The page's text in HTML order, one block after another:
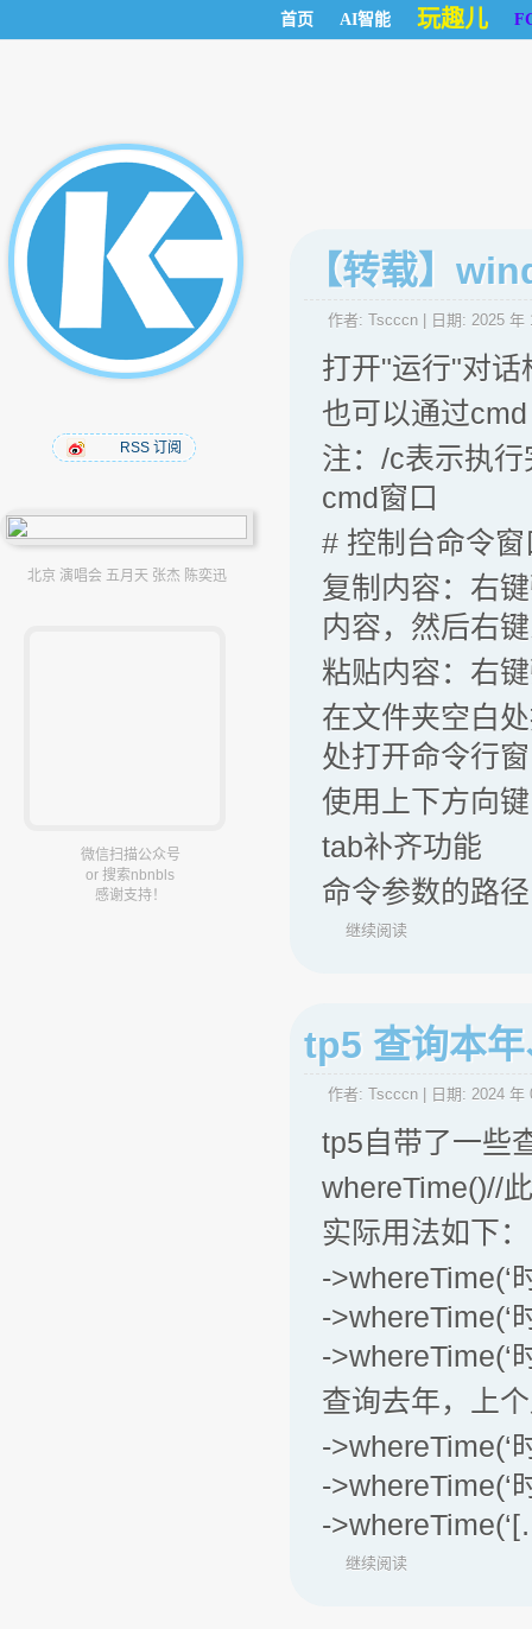
首页 AI智能 玩趣儿
RSS 订阅
北京 演唱会 五月天 张杰 陈奕迅
微信扫描公众号
or 搜索nbnbls
感谢支持！
【转载】
作者: Tscccn | 日期: 2025 年
打开"运行"对
也可以通过
注：/c表示执
cmd窗口
# 控制台命令
复制内容：右
内容，然后右
粘贴内容：右
在文件夹空白
处打开命令行窗
使用上下方向
tab补齐功能
命令参数的路
继续阅读
tp5 查询本
作者: Tscccn | 日期: 2024 年
tp5自带了一些
whereTime()//
实际用法如下：
->whereTime(‘
->whereTime(‘
->whereTime(‘
查询去年，上
->whereTime(‘
->whereTime(‘
-
继续阅读